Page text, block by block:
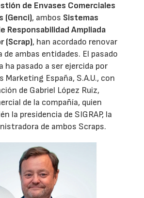
de Envases Comerciales
(Genci), ambos Sistemas
Responsabilidad Ampliada
(Scrap), han acordado renovar
de ambas entidades. El pasado
ha pasado a ser ejercida por
Marketing España, S.A.U., con
de Gabriel López Ruiz,
de la compañía, quien
la presidencia de SIGRAP, la
de ambos Scraps.